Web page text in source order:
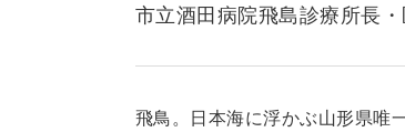
市立酒田病院飛島診療所長
飛鳥。日本海に浮かぶ山形県唯